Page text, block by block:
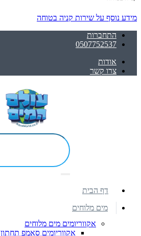
מידע נוסף על שירות קניה בטוחה
התחברות
0507752537
אודות
צרו קשר
דף הבית
מים מלוחים
אקווריומים מים מלוחים
אקווריומים סאמפ תחתון